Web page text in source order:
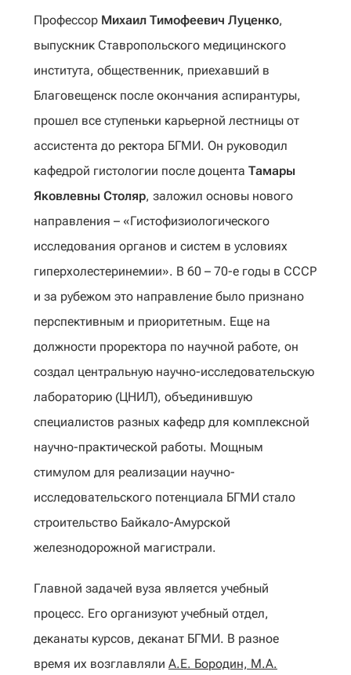
Профессор Михаил Тимофеевич Луценко,
выпускник Ставропольского медицинского
института, общественник, приехавший в
Благовещенск после окончания аспирантуры,
прошел все ступеньки карьерной лестницы от
ассистента до ректора БГМИ. Он руководил
кафедрой гистологии после доцента Тамары
Яковлевны Столяр, заложил основы нового
направления – «Гистофизиологического
исследования органов и систем в условиях
гиперхолестеринемии». В 60 – 70-е годы в СССР
и за рубежом это направление было признано
перспективным и приоритетным. Еще на
должности проректора по научной работе, он
создал центральную научно-исследовательскую
лабораторию (ЦНИЛ), объединившую
специалистов разных кафедр для комплексной
научно-практической работы. Мощным
стимулом для реализации научно-
исследовательского потенциала БГМИ стало
строительство Байкало-Амурской
железнодорожной магистрали.
Главной задачей вуза является учебный
процесс. Его организуют учебный отдел,
деканаты курсов, деканат БГМИ. В разное
время их возглавляли А.Е. Бородин, М.А.